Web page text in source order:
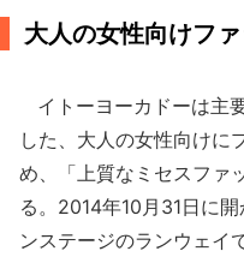
大人の女性向けフ
イトーヨーカドーは主
した、大人の女性向けに
め、「上質なミセスファ
る。2014年10月31日に
ンステージのランウェイ